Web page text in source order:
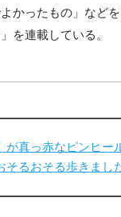
よかったもの」など
を連載している。
が真っ赤なピンヒー
そるおそる歩きまし